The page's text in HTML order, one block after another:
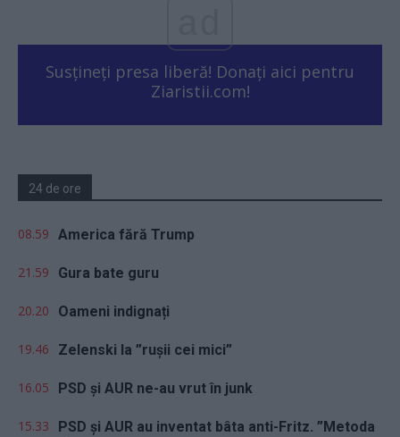
Susțineți presa liberă! Donați aici pentru
Ziaristii.com!
24 de ore
08.59 America fără Trump
21.59 Gura bate guru
20.20 Oameni indignați
19.46 Zelenski la ”rușii cei mici”
16.05 PSD și AUR ne-au vrut în junk
15.33
PSD și AUR au inventat bâta anti-Fritz. ”Metoda